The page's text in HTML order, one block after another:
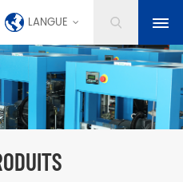
LANGUE